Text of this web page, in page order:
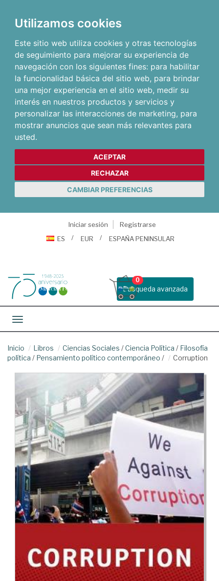
Utilizamos cookies
Este sitio web utiliza cookies y otras tecnologías
de seguimiento para mejorar su experiencia de
navegación con los siguientes fines: para habilitar
la funcionalidad básica del sitio web, para brindar
una mejor experiencia en el sitio web, medir su
interés en nuestros productos y servicios y
personalizar las interacciones de marketing, para
mostrar anuncios que sean más relevantes para
usted.
ACEPTAR
RECHAZAR
CAMBIAR PREFERENCIAS
Iniciar sesión
Registrarse
ES
EUR ESPAÑA PENINSULAR
Busqueda avanzada
0
Toggle navigation
Inicio Libros Ciencias Sociales /Ciencia Política / Filosofía
política / Pensamiento político contemporáneo / Corruption